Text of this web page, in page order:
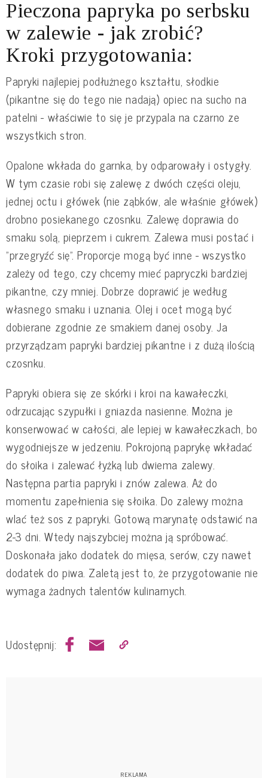
Pieczona papryka po serbsku
w zalewie - jak zrobić?
Kroki przygotowania:
Papryki najlepiej podłużnego kształtu, słodkie
(pikantne się do tego nie nadają) opiec na sucho na
patelni - właściwie to się je przypala na czarno ze
wszystkich stron.
Opalone wkłada do garnka, by odparowały i ostygły.
W tym czasie robi się zalewę z dwóch części oleju,
jednej octu i główek (nie ząbków, ale właśnie główek)
drobno posiekanego czosnku. Zalewę doprawia do
smaku solą, pieprzem i cukrem. Zalewa musi postać i
"przegryźć się". Proporcje mogą być inne - wszystko
zależy od tego, czy chcemy mieć papryczki bardziej
pikantne, czy mniej. Dobrze doprawić je według
własnego smaku i uznania. Olej i ocet mogą być
dobierane zgodnie ze smakiem danej osoby. Ja
przyrządzam papryki bardziej pikantne i z dużą ilością
czosnku.
Papryki obiera się ze skórki i kroi na kawałeczki,
odrzucając szypułki i gniazda nasienne. Można je
konserwować w całości, ale lepiej w kawałeczkach, bo
wygodniejsze w jedzeniu. Pokrojoną paprykę wkładać
do słoika i zalewać łyżką lub dwiema zalewy.
Następna partia papryki i znów zalewa. Aż do
momentu zapełnienia się słoika. Do zalewy można
wlać też sos z papryki. Gotową marynatę odstawić na
2-3 dni. Wtedy najszybciej można ją spróbować.
Doskonała jako dodatek do mięsa, serów, czy nawet
dodatek do piwa. Zaletą jest to, że przygotowanie nie
wymaga żadnych talentów kulinarnych.
Udostępnij: